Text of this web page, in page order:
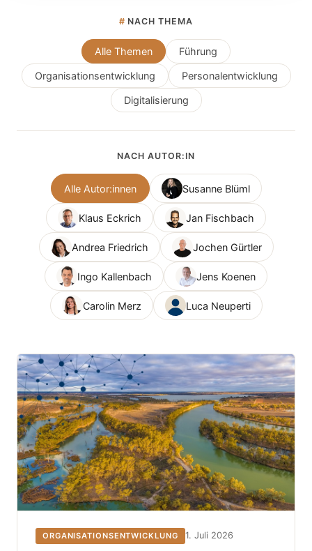
# NACH THEMA
Alle Themen Führung
Organisationsentwicklung Personalentwicklung
Digitalisierung
NACH AUTOR:IN
Alle Autor:innen Susanne Blüml
Klaus Eckrich Jan Fischbach
Andrea Friedrich Jochen Gürtler
Ingo Kallenbach Jens Koenen
Carolin Merz Luca Neuperti
ORGANISATIONSENTWICKLUNG 1. Juli 2026